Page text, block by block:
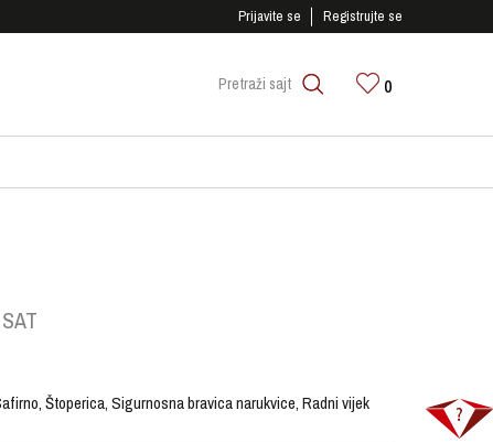
SIGURNO PLAĆANJE PLATNIM KARTICAMA!
Prijavite se Registrujte se
Pretraži sajt 0
Štoperica, Sigurnosna bravica narukvice, Radni vijek